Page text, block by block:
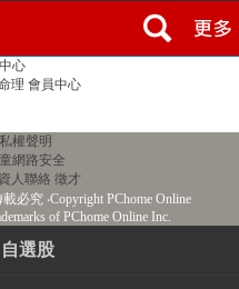
心
理 會員中心
權聲明
網路安全
人聯絡 徵才
載必究‧Copyright PChome Online
of PChome Online Inc.
自選股